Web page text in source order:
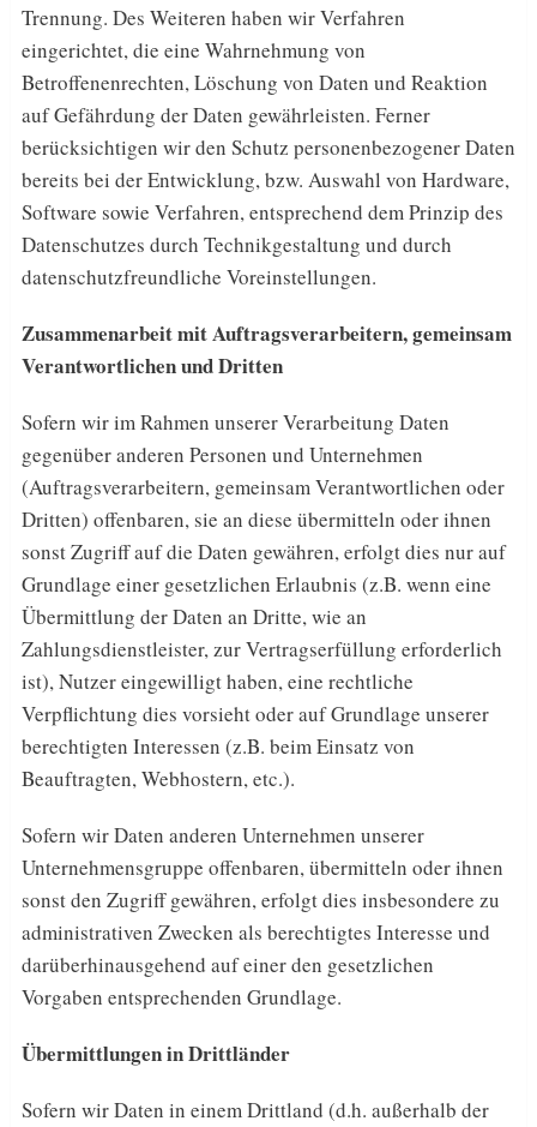
Trennung. Des Weiteren haben wir Verfahren
eingerichtet, die eine Wahrnehmung von
Betroffenenrechten, Löschung von Daten und Reaktion
auf Gefährdung der Daten gewährleisten. Ferner
berücksichtigen wir den Schutz personenbezogener Daten
bereits bei der Entwicklung, bzw. Auswahl von Hardware,
Software sowie Verfahren, entsprechend dem Prinzip des
Datenschutzes durch Technikgestaltung und durch
datenschutzfreundliche Voreinstellungen.
Zusammenarbeit mit Auftragsverarbeitern, gemeinsam
Verantwortlichen und Dritten
Sofern wir im Rahmen unserer Verarbeitung Daten
gegenüber anderen Personen und Unternehmen
(Auftragsverarbeitern, gemeinsam Verantwortlichen oder
Dritten) offenbaren, sie an diese übermitteln oder ihnen
sonst Zugriff auf die Daten gewähren, erfolgt dies nur auf
Grundlage einer gesetzlichen Erlaubnis (z.B. wenn eine
Übermittlung der Daten an Dritte, wie an
Zahlungsdienstleister, zur Vertragserfüllung erforderlich
ist), Nutzer eingewilligt haben, eine rechtliche
Verpflichtung dies vorsieht oder auf Grundlage unserer
berechtigten Interessen (z.B. beim Einsatz von
Beauftragten, Webhostern, etc.).
Sofern wir Daten anderen Unternehmen unserer
Unternehmensgruppe offenbaren, übermitteln oder ihnen
sonst den Zugriff gewähren, erfolgt dies insbesondere zu
administrativen Zwecken als berechtigtes Interesse und
darüberhinausgehend auf einer den gesetzlichen
Vorgaben entsprechenden Grundlage.
Übermittlungen in Drittländer
Sofern wir Daten in einem Drittland (d.h. außerhalb der